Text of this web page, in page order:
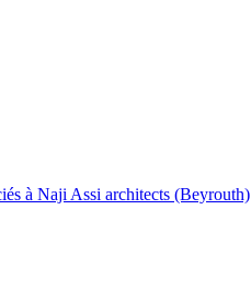
à Naji Assi architects (Beyrouth)